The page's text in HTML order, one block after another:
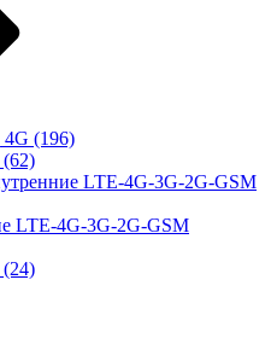
(196)
(62)
LTE-4G-3G-2G-GSM
LTE-4G-3G-2G-GSM
(24)